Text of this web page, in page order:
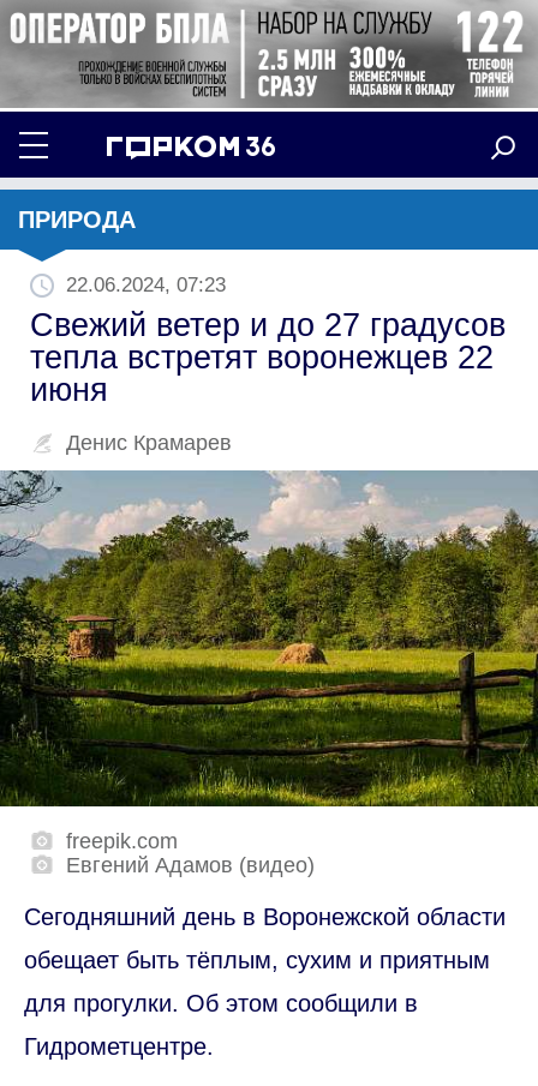
ПРИРОДА
22.06.2024, 07:23
Свежий ветер и до 27 градусов
тепла встретят воронежцев 22
июня
Денис Крамарев
freepik.com
Евгений Адамов (видео)
Сегодняшний день в Воронежской области
обещает быть тёплым, сухим и приятным
для прогулки. Об этом сообщили в
Гидрометцентре.